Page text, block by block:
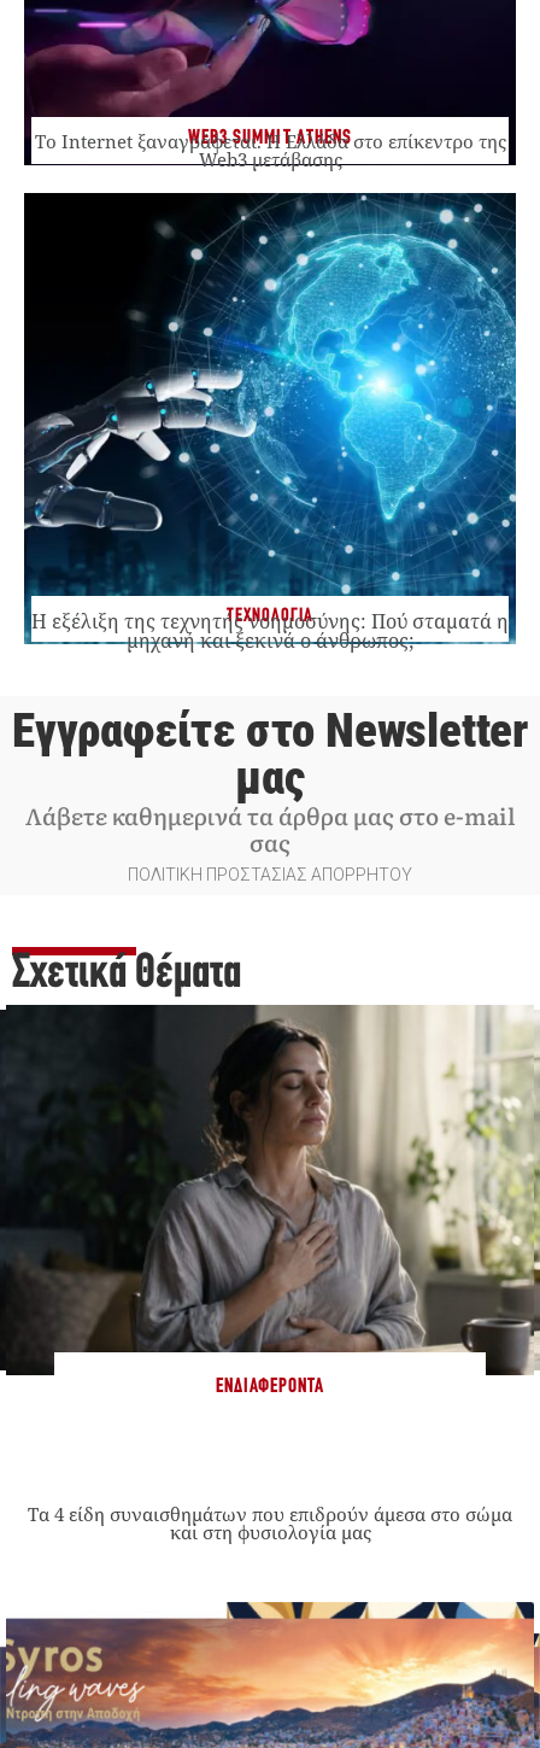
WEB3 SUMMIT ATHENS
Το Internet ξαναγράφεται. Η Ελλάδα στο επίκεντρο της
Web3 μετάβασης
ΤΕΧΝΟΛΟΓΙΑ
Η εξέλιξη της τεχνητής νοημοσύνης: Πού σταματά η
μηχανή και ξεκινά ο άνθρωπος;
Εγγραφείτε στο Newsletter
μας
Λάβετε καθημερινά τα άρθρα μας στο e-mail
σας
ΠΟΛΙΤΙΚΗ ΠΡΟΣΤΑΣΙΑΣ ΑΠΟΡΡΗΤΟΥ
Σχετικά Θέματα
ΕΝΔΙΑΦΈΡΟΝΤΑ
Τα 4 είδη συναισθημάτων που επιδρούν άμεσα στο σώμα
και στη φυσιολογία μας